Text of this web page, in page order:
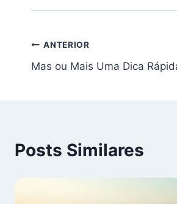
Navegação
de
ANTERIOR
Mas ou Mais Uma Dica
Posts Similares